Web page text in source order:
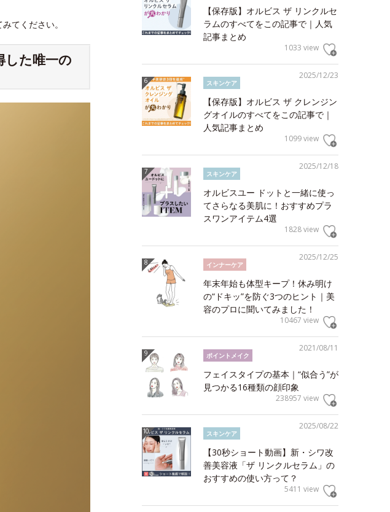
てください。
した唯一の
【保存版】オルビス ザ リンクルセ
ラムのすべてをこの記事で｜人気
記事まとめ
1033 view
2025/12/23
スキンケア
【保存版】オルビス ザ クレンジン
グオイルのすべてをこの記事で｜
人気記事まとめ
1099 view
2025/12/18
スキンケア
オルビスユー ドットと一緒に使っ
てさらなる美肌に！おすすめプラ
スワンアイテム4選
1828 view
2025/12/25
インナーケア
年末年始も体型キープ！休み明け
の“ドキッ”を防ぐ3つのヒント｜美
容のプロに聞いてみました！
10467 view
2021/08/11
ポイントメイク
フェイスタイプの基本｜“似合う”が
見つかる16種類の顔印象
238957 view
2025/08/22
スキンケア
【30秒ショート動画】新・シワ改
善美容液「ザ リンクルセラム」の
おすすめの使い方って？
5411 view